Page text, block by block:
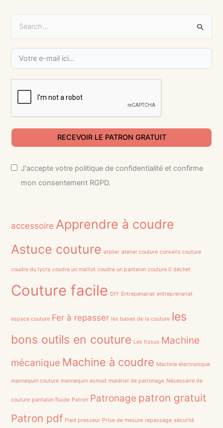
h
c
h
e
RECEVOIR LE PATRON GRATUIT
J'accepte votre politique de confidentialité et confirme
mon consentement RGPD.
accessoire Apprendre à coudre
Astuce couture atelier atelier couture conseils couture
coudre du lycra coudre un maillot coudre un pantalon couture 0 déchet
Couture facile DIY Entrepenariat entreprenariat
espace couture Fer à repasser les bases de la couture les
bons outils en couture Les tissus Machine
mécanique Machine à coudre Machine électronique
mannequin couture mannequin esmod matériel de patronage Nécessaire de
couture pantalon fluide Patron Patronage patron gratuit
Patron pdf Pied presseur Prise de mesure repassage sécurité